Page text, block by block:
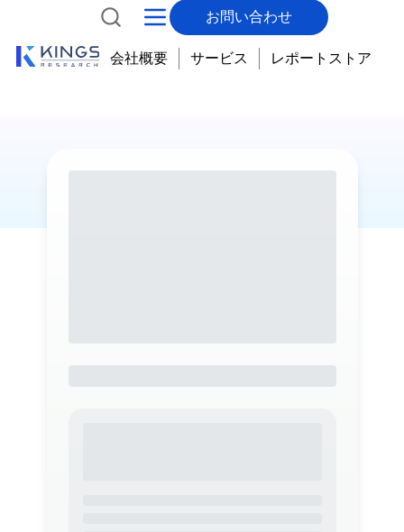
お問い合わせ
会社概要 サービス レポートストア